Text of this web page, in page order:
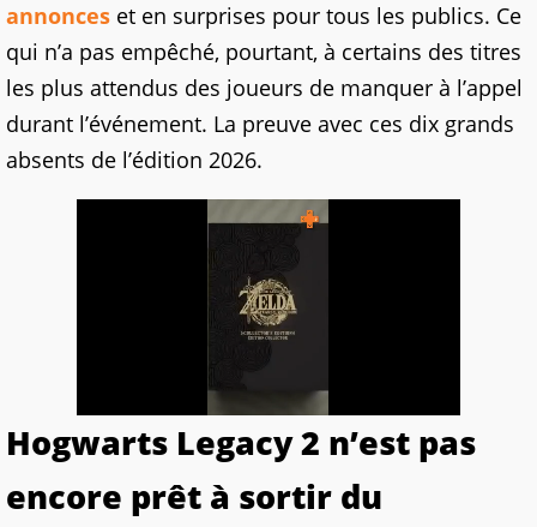
annonces et en surprises pour tous les publics. Ce
qui n’a pas empêché, pourtant, à certains des titres
les plus attendus des joueurs de manquer à l’appel
durant l’événement. La preuve avec ces dix grands
absents de l’édition 2026.
Hogwarts Legacy 2 n’est pas
encore prêt à sortir du